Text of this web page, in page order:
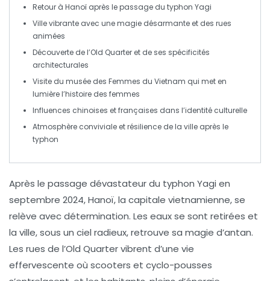
Retour à Hanoï après le passage du typhon Yagi
Ville vibrante avec une magie désarmante et des rues
animées
Découverte del’Old Quarter et de ses spécificités
architecturales
Visite du musée des Femmes du Vietnam qui met en
lumière l’histoire des femmes
Influences chinoises etfrançaises dans l’identité culturelle
Atmosphère conviviale et résilience de la ville après le
typhon
Après le passage dévastateur du typhon Yagi en
septembre 2024,Hanoï, la capitale vietnamienne, se
relève avec détermination. Les eaux se sont retirées et
la ville, sous un ciel radieux, retrouve sa magie d’antan.
Les rues de l’Old Quartervibrent d’une vie
effervescente où scooters et cyclo-pousses